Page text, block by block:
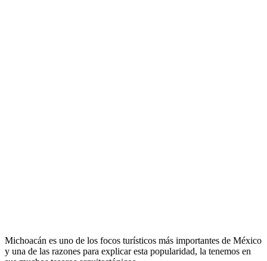
Michoacán es uno de los focos turísticos más importantes de México
y una de las razones para explicar esta popularidad, la tenemos en